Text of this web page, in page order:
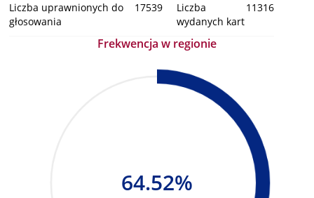
Liczba uprawnionych do
głosowania
17539
Liczba
wydanych kart
11316
Frekwencja w regionie
64.52%